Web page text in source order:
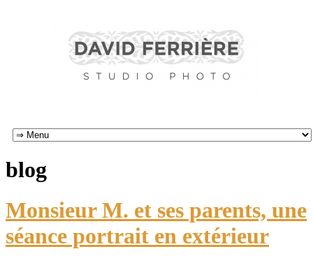
blog
Monsieur M. et ses parents, une
séance portrait en extérieur